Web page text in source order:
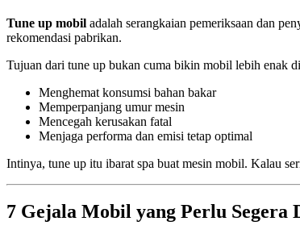
Tune up mobil adalah serangkaian pemeriksaan dan
rekomendasi pabrikan.
Tujuan dari tune up bukan cuma bikin mobil lebih enak
Menghemat konsumsi bahan bakar
Memperpanjang umur mesin
Mencegah kerusakan fatal
Menjaga performa dan emisi tetap optimal
Intinya, tune up itu ibarat spa buat mesin mobil. Kalau
7 Gejala Mobil yang Perlu Segera